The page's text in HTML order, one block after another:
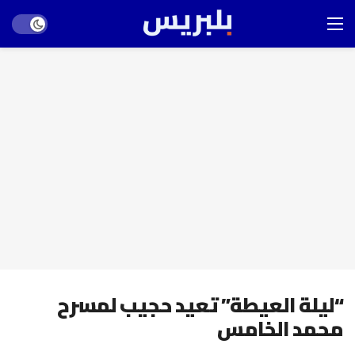
mode
“ليلة العيطة” تعيد حجيب لمسرح
محمد الخامس